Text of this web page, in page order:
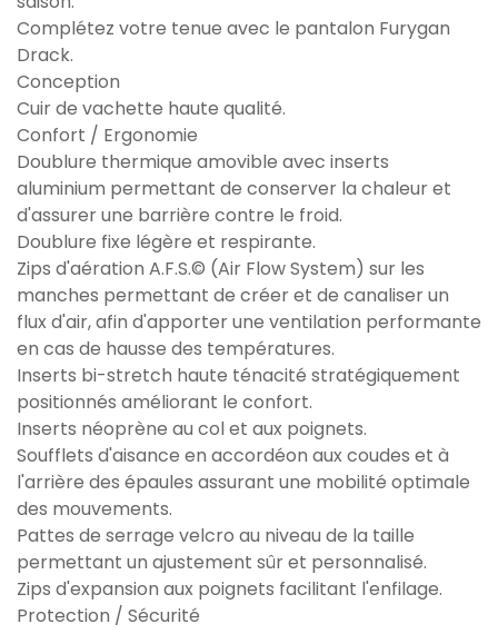
Complétez votre tenue avec le pantalon Furygan
Drack.
Conception
Cuir de vachette haute qualité.
Confort / Ergonomie
Doublure thermique amovible avec inserts
aluminium permettant de conserver la chaleur et
d'assurer une barrière contre le froid.
Doublure fixe légère et respirante.
Zips d'aération A.F.S.© (Air Flow System) sur les
manches permettant de créer et de canaliser un
flux d'air, afin d'apporter une ventilation performante
en cas de hausse des températures.
Inserts bi-stretch haute ténacité stratégiquement
positionnés améliorant le confort.
Inserts néoprène au col et aux poignets.
Soufflets d'aisance en accordéon aux coudes et à
l'arrière des épaules assurant une mobilité optimale
des mouvements.
Pattes de serrage velcro au niveau de la taille
permettant un ajustement sûr et personnalisé.
Zips d'expansion aux poignets facilitant l'enfilage.
Protection / Sécurité